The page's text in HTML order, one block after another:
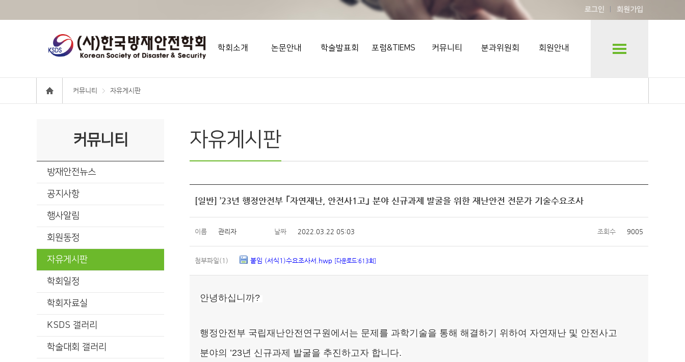
로그인 회원가입
학회소개 논문안내 학술발표회 포럼&TIEMS 커뮤니티 분과위원회 회원안내
커뮤니티 자유게시판
커뮤니티
방재안전뉴스
공지사항
행사알림
회원동정
자유게시판
학회일정
학회자료실
KSDS 갤러리
학술대회 갤러리
자유게시판
[일반] ’23년 행정안전부 ｢자연재난, 안전사1고｣ 분야 신규과제 발굴을 위한 재난안전 전문가 기술수요조사
이름 관리자 날짜 2022.03.22 05:03 조회수 9005
첨부파일(1) 붙임 (서식1)수요조사서.hwp [다운로드:613회]
안녕하십니까?
행정안전부 국립재난안전연구원에서는 문제를 과학기술을 통해 해결하기 위하여 자연재난 및 안전사고
분야의 ’23년 신규과제 발굴을 추진하고자 합니다.